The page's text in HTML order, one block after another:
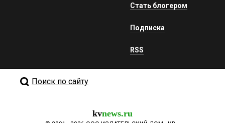
Стать блогером
Подписка
RSS
Поиск по сайту
kvnews.ru